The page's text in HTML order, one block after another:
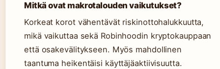
Mitkä ovat makrotalouden vaikutukset?
Korkeat korot vähentävät riskinottohalukkuutta,
mikä vaikuttaa sekä Robinhoodin kryptokauppaan
että osakevälitykseen. Myös mahdollinen
taantuma heikentäisi käyttäjäaktiivisuutta.